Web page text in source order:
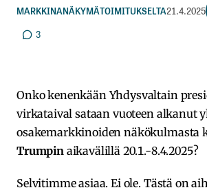
MARKKINANÄKYMÄTOIMITUKSELTA21.4.2025
3
Onko kenenkään Yhdysvaltain
virkataival sataan vuoteen alkanut
osakemarkkinoiden näkökulmasta
Trumpin aikavälillä 20.1.-8.4.2025?
Selvitimme asiaa. Ei ole. Tästä on